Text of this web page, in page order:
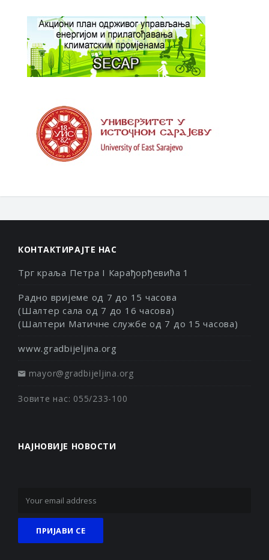
КОНТАКТИРАЈТЕ НАС
Трг краља Петра I Карађорђевића 1
Радно вријеме од 7 до 15 часова
(Шалтер сала од 7 до 16 часова)
(Шалтери Матичне службе од 7 до 15 часова)
www.gradbijeljina.org
mayor@gradbijeljina.org
Зовите нас: 055/233-100
НАЈНОВИЈЕ НОВОСТИ